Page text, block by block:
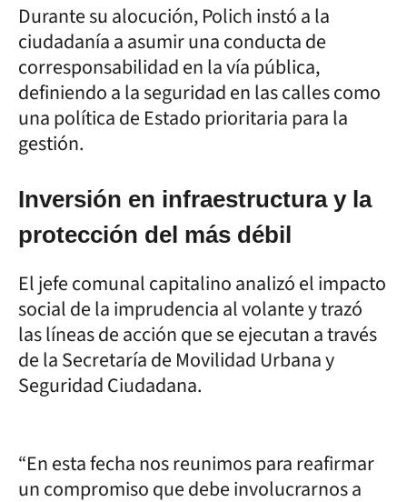
Durante su alocución, Polich instó a la
ciudadanía a asumir una conducta de
corresponsabilidad en la vía pública,
definiendo a la seguridad en las calles como
una política de Estado prioritaria para la
gestión.
Inversión en infraestructura y la
protección del más débil
El jefe comunal capitalino analizó el impacto
social de la imprudencia al volante y trazó
las líneas de acción que se ejecutan a través
de la Secretaría de Movilidad Urbana y
Seguridad Ciudadana.
“En esta fecha nos reunimos para reafirmar
un compromiso que debe involucrarnos a